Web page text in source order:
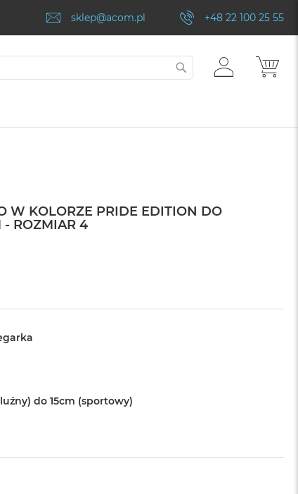
sklep@acom.pl +48 22 100 25 55
ZALOGUJ
SIĘ
SZUKAJ
W KOLORZE PRIDE EDITION DO
- ROZMIAR 4
do 15cm (sportowy)